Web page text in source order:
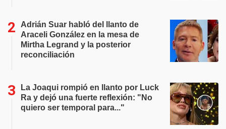
Adrián Suar habló del llanto de
Araceli González en la mesa de
Mirtha Legrand y la posterior
reconciliación
La Joaqui rompió en llanto por Luck
Ra y dejó una fuerte reflexión: "No
quiero ser temporal para..."